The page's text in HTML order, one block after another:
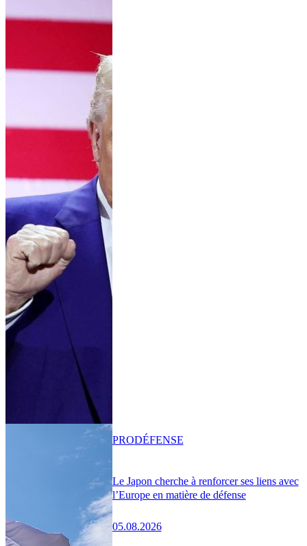
Le Japon cherche à renforcer ses liens avec
l’Europe en matière de défense
05.08.2026
PRODÉFENSE